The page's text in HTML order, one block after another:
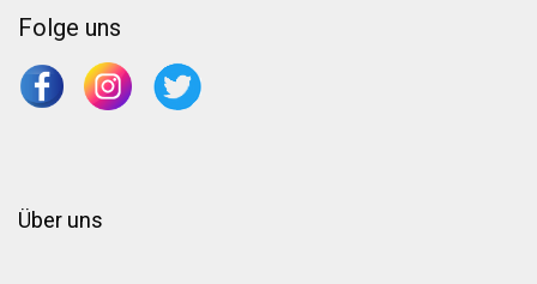
Folge uns
Über uns